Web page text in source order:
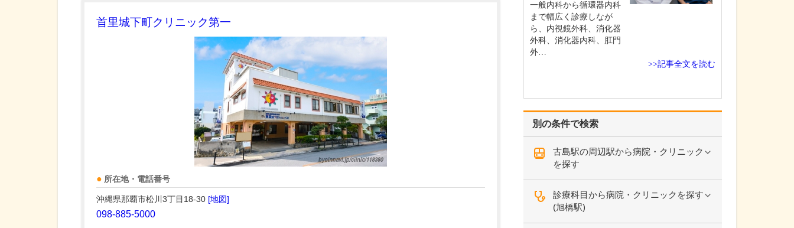
首里城下町クリニック第一
所在地・電話番号
沖縄県那覇市松川3丁目18-30 [地図]
098-885-5000
別の条件で検索
古島駅の周辺駅から病院・クリニック
を探す
診療科目から病院・クリニックを探す
(旭橋駅)
一般内科から循環器内科
まで幅広く診療しなが
ら、内視鏡外科、消化器
外科、消化器内科、肛門
外…
>>記事全文を読む
者さんも応急的に診療
医をご…